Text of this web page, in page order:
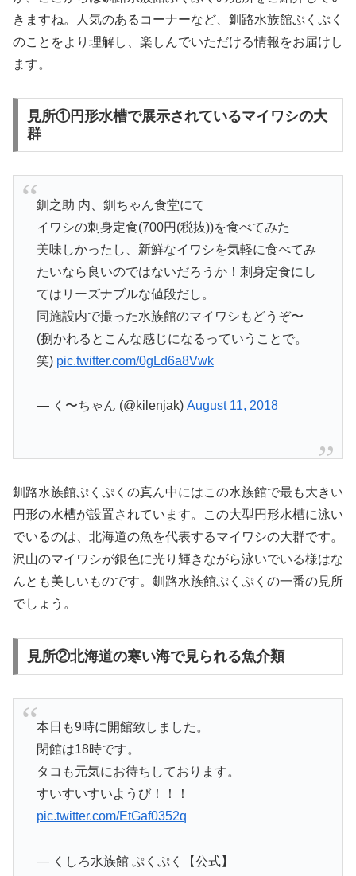
きますね。人気のあるコーナーなど、釧路水族館ぷくぷく
のことをより理解し、楽しんでいただける情報をお届けし
ます。
見所①円形水槽で展示されているマイワシの大
群
釧之助 内、釧ちゃん食堂にて
イワシの刺身定食(700円(税抜))を食べてみた
美味しかったし、新鮮なイワシを気軽に食べてみ
たいなら良いのではないだろうか！刺身定食にし
てはリーズナブルな値段だし。
同施設内で撮った水族館のマイワシもどうぞ〜
(捌かれるとこんな感じになるっていうことで。
笑) pic.twitter.com/0gLd6a8Vwk
— く〜ちゃん (@kilenjak) August 11, 2018
釧路水族館ぷくぷくの真ん中にはこの水族館で最も大きい
円形の水槽が設置されています。この大型円形水槽に泳い
でいるのは、北海道の魚を代表するマイワシの大群です。
沢山のマイワシが銀色に光り輝きながら泳いでいる様はな
んとも美しいものです。釧路水族館ぷくぷくの一番の見所
でしょう。
見所②北海道の寒い海で見られる魚介類
本日も9時に開館致しました。
閉館は18時です。
タコも元気にお待ちしております。
すいすいすいようび！！！
pic.twitter.com/EtGaf0352q
— くしろ水族館 ぷくぷく【公式】